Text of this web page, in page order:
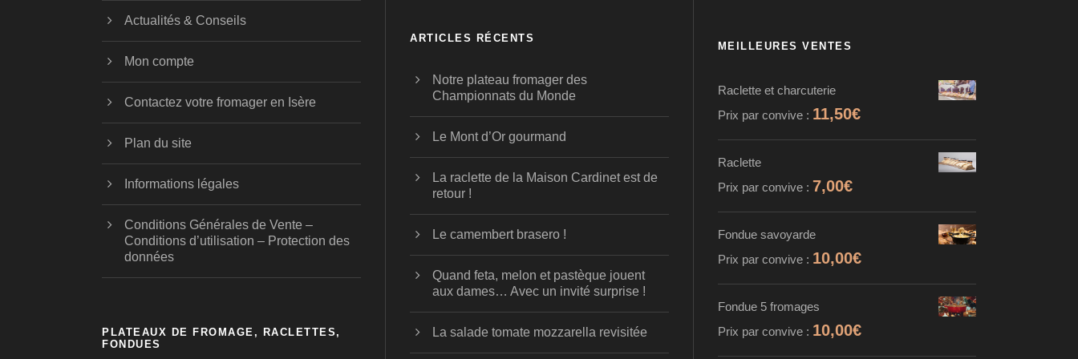
Actualités & Conseils
Mon compte
Contactez votre fromager en Isère
Plan du site
Informations légales
Conditions Générales de Vente –
Conditions d’utilisation – Protection des
données
PLATEAUX DE FROMAGE, RACLETTES,
FONDUES
ARTICLES RÉCENTS
Notre plateau fromager des
Championnats du Monde
Le Mont d’Or gourmand
La raclette de la Maison Cardinet est de
retour !
Le camembert brasero !
Quand feta, melon et pastèque jouent
aux dames… Avec un invité surprise !
La salade tomate mozzarella revisitée
MEILLEURES VENTES
Raclette et charcuterie
Prix par convive : 11,50€
Raclette
Prix par convive : 7,00€
Fondue savoyarde
Prix par convive : 10,00€
Fondue 5 fromages
Prix par convive : 10,00€